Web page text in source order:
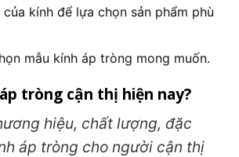
kính để lựa chọn sản phẩm phù
mẫu kính áp tròng mong muốn.
tròng cận thị hiện nay?
hiệu, chất lượng, đặc
áp tròng cho người cận thị